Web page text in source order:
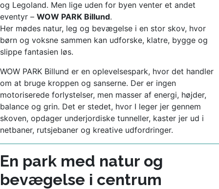
og Legoland. Men lige uden for byen venter et andet
eventyr – WOW PARK Billund.
Her mødes natur, leg og bevægelse i en stor skov, hvor
børn og voksne sammen kan udforske, klatre, bygge og
slippe fantasien løs.
WOW PARK Billund er en oplevelsespark, hvor det handler
om at bruge kroppen og sanserne. Der er ingen
motoriserede forlystelser, men masser af energi, højder,
balance og grin. Det er stedet, hvor I leger jer gennem
skoven, opdager underjordiske tunneller, kaster jer ud i
netbaner, rutsjebaner og kreative udfordringer.
En park med natur og
bevægelse i centrum